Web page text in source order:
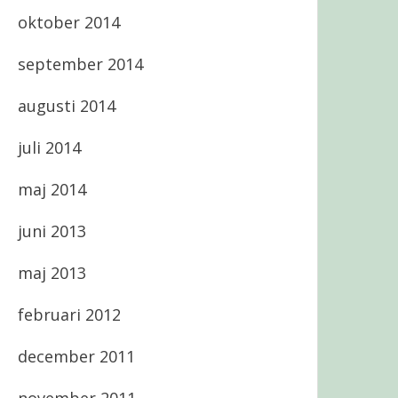
oktober 2014
september 2014
augusti 2014
juli 2014
maj 2014
juni 2013
maj 2013
februari 2012
december 2011